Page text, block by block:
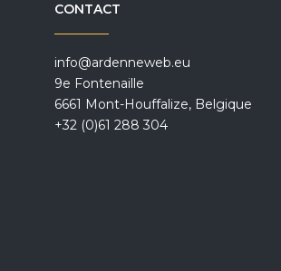
CONTACT
info@ardenneweb.eu
9e Fontenaille
6661 Mont-Houffalize, Belgique
+32 (0)61 288 304